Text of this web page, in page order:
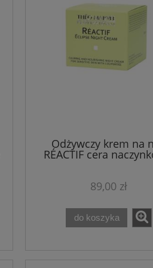
Odżywczy krem na
RÉACTIF cera
nadreaktywna, wrażliwa
89,00 zł
do koszyka